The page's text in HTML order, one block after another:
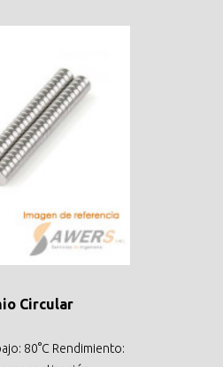
Circular
80°C Rendimiento: